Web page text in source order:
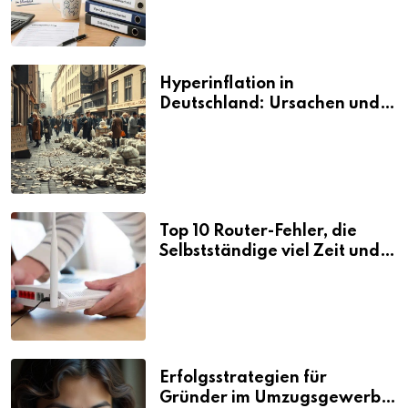
Hyperinflation in
Deutschland: Ursachen und
Top 10 Router-Fehler, die
Selbstständige viel Zeit und
Erfolgsstrategien für
Gründer im Umzugsgewerbe